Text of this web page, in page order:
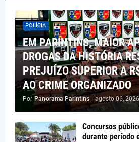
POLÍCIA
EM PARINTINS, MAIOR
DROGAS DA HISTÓRIA
PREJUÍZO SUPERIOR A
AO CRIME ORGANIZADO
Por Panorama Parintins - agosto 06, 2026
Concursos
durante período